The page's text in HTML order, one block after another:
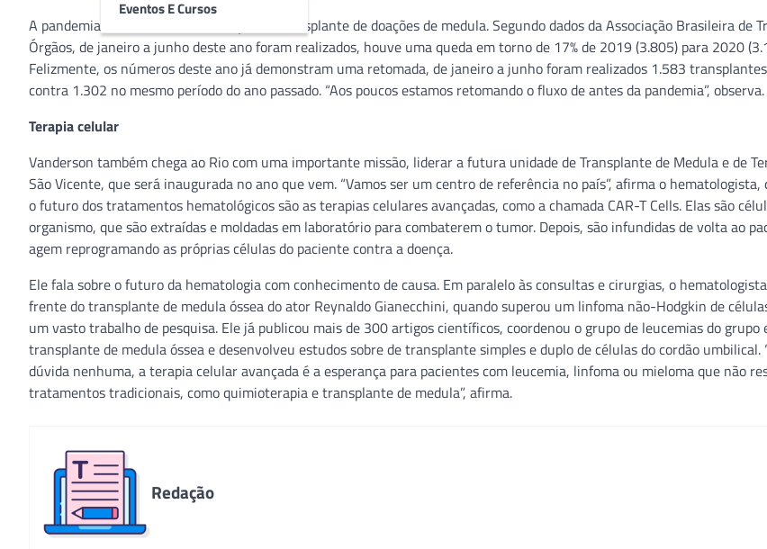
Eventos E Cursos
A pandemia ainda afetou a realização de transplante de doações de medula. Segundo dados da Associação Brasileira de
Órgãos, de janeiro a junho deste ano foram realizados, houve uma queda em torno de 17% de 2019 (3.805) para 2020
Felizmente, os números deste ano já demonstram uma retomada, de janeiro a junho foram realizados 1.583
contra 1.302 no mesmo período do ano passado. “Aos poucos estamos retomando o fluxo de antes da pandemia”, observa.
Terapia celular
Vanderson também chega ao Rio com uma importante missão, liderar a futura unidade de Transplante de Medula e de
São Vicente, que será inaugurada no ano que vem. “Vamos ser um centro de referência no país”, afirma o
o futuro dos tratamentos hematológicos são as terapias celulares avançadas, como a chamada CAR-T Cells. Elas são
organismo, que são extraídas e moldadas em laboratório para combaterem o tumor. Depois, são infundidas de volta ao
agem reprogramando as próprias células do paciente contra a doença.
Ele fala sobre o futuro da hematologia com conhecimento de causa. Em paralelo às consultas e cirurgias, o
frente do transplante de medula óssea do ator Reynaldo Gianecchini, quando superou um linfoma não-Hodgkin de
um vasto trabalho de pesquisa. Ele já publicou mais de 300 artigos científicos, coordenou o grupo de leucemias do grupo
transplante de medula óssea e desenvolveu estudos sobre de transplante simples e duplo de células do cordão umbilical.
dúvida nenhuma, a terapia celular avançada é a esperança para pacientes com leucemia, linfoma ou mieloma que não
tratamentos tradicionais, como quimioterapia e transplante de medula”, afirma.
Redação